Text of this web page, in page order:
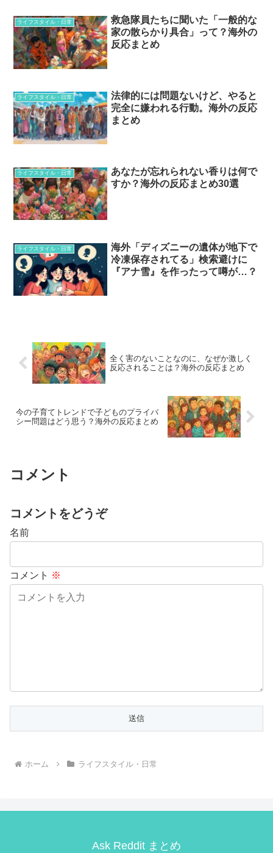
ライフスタイル・日常
救急隊員たちに聞いた「一般的な
家の散らかり具合」って？海外の
反応まとめ
ライフスタイル・日常
法律的には問題ないけど、やると
完全に嫌われる行動。海外の反応
まとめ
ライフスタイル・日常
あなたが忘れられない香りは何で
すか？海外の反応まとめ30選
ライフスタイル・日常
海外「ディズニーの遺体が地下で
冷凍保存されてる」検索避けに
『アナ雪』を作ったって噂が…？
全く害のないことなのに、なぜか激しく
反応されることは？海外の反応まとめ
今の子育てトレンドで子どものプライバ
シー問題はどう思う？海外の反応まとめ
コメント
コメントをどうぞ
名前
コメント ※
ホーム ライフスタイル・日常
Ask Reddit まとめ